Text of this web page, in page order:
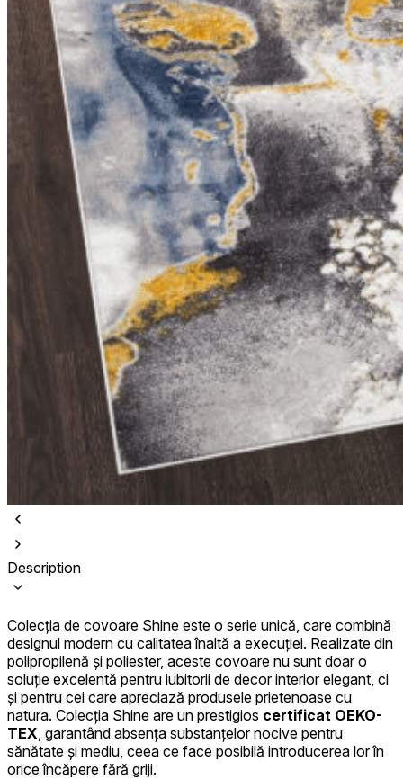
Description
Colecția de covoare Shine este o serie unică, care combină
designul modern cu calitatea înaltă a execuției. Realizate din
polipropilenă și poliester, aceste covoare nu sunt doar o
soluție excelentă pentru iubitorii de decor interior elegant, ci
și pentru cei care apreciază produsele prietenoase cu
natura. Colecția Shine are un prestigios certificat OEKO-
TEX , garantând absența substanțelor nocive pentru
sănătate și mediu, ceea ce face posibilă introducerea lor în
orice încăpere fără griji.